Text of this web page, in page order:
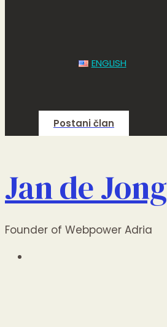
ENGLISH
Postani član
Jan de Jong
Founder of Webpower Adria